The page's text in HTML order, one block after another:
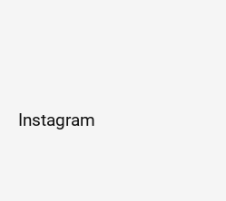
Instagram